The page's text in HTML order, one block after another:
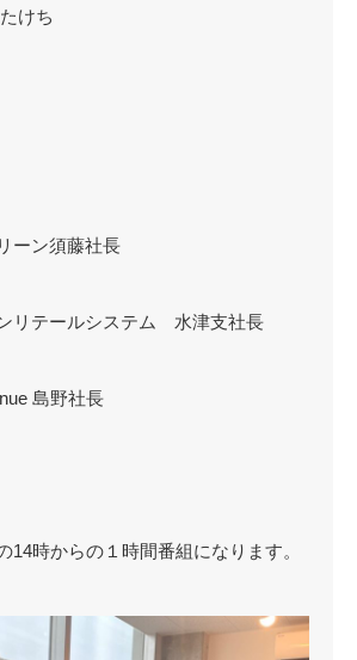
けち
ーン須藤社長
リテールシステム 水津支社長
島野社長
14時からの１時間番組になります。